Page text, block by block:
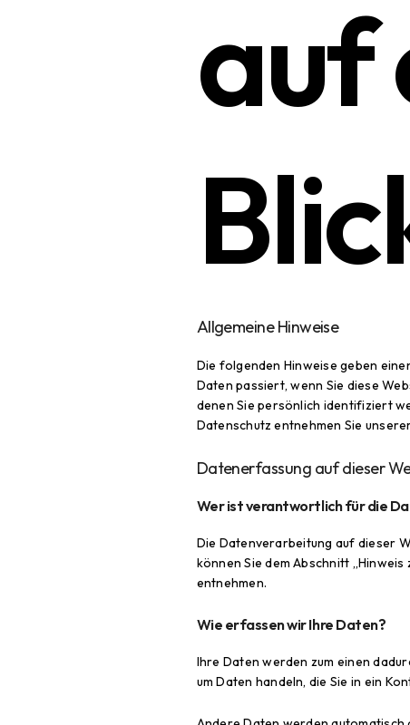
auf
Allgemeine Hinweise
Die folgenden Hinweise geben
Daten passiert, wenn Sie diese
denen Sie persönlich identifiziert
Datenschutz entnehmen Sie
Datenerfassung auf dieser
Wer ist verantwortlich für die
Die Datenverarbeitung auf dieser
können Sie dem Abschnitt
entnehmen.
Wie erfassen wir Ihre Daten?
Ihre Daten werden zum einen
um Daten handeln, die Sie in ein